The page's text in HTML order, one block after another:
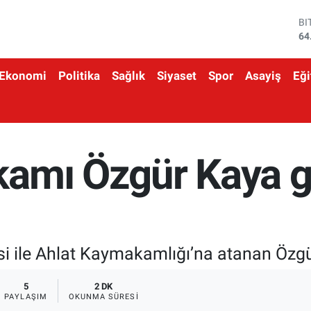
Ekonomi Politika Sağlık Siyaset Spor Asayiş
Özgür Kaya
ile Ahlat Kaymakamlığı’na atanan
5
PAYLAŞIM
2 DK
OKUNMA SÜRESI